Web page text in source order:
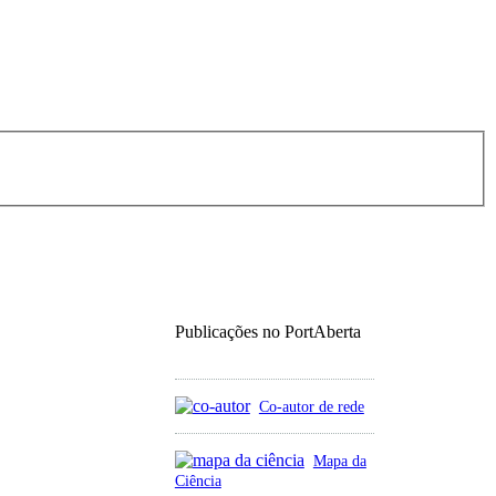
Publicações no PortAberta
Co-autor de rede
Mapa da
Ciência